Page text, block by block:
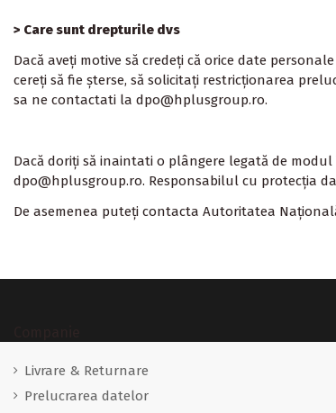
> Care sunt drepturile dvs
Dacă aveți motive să credeți că orice date
cereți să fie șterse, să solicitați restricționarea
sa ne contactati la dpo@hplusgroup.ro.
Dacă doriți să inaintati o plângere legată de
dpo@hplusgroup.ro. Responsabilul cu protecția
De asemenea puteți contacta Autoritatea
Livrare & Returnare
Prelucrarea datelor